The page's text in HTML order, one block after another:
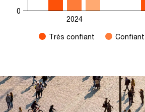
Très confiant Confiant
2024
0